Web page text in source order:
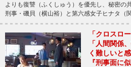
よりも復讐（ふくしゅう）を優先し、秘密の
刑事・磯貝（横山裕）と第六感女子ヒナタ（
「クロスロ
「人間関係
く難しいと
『刑事面に